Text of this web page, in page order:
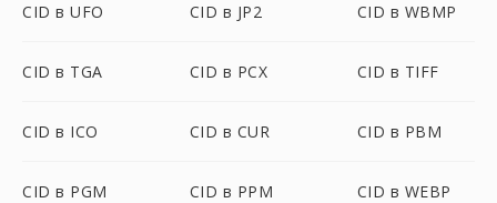
CID в UFO CID в JP2 CID в WBMP
CID в TGA CID в PCX CID в TIFF
CID в ICO CID в CUR CID в PBM
CID в PGM CID в PPM CID в WEBP